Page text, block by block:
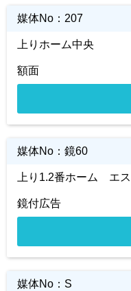
媒体No： 207
上りホーム中央
額面
媒体No： 鏡60
上り1.2番ホーム エ
鏡付広告
媒体No： S